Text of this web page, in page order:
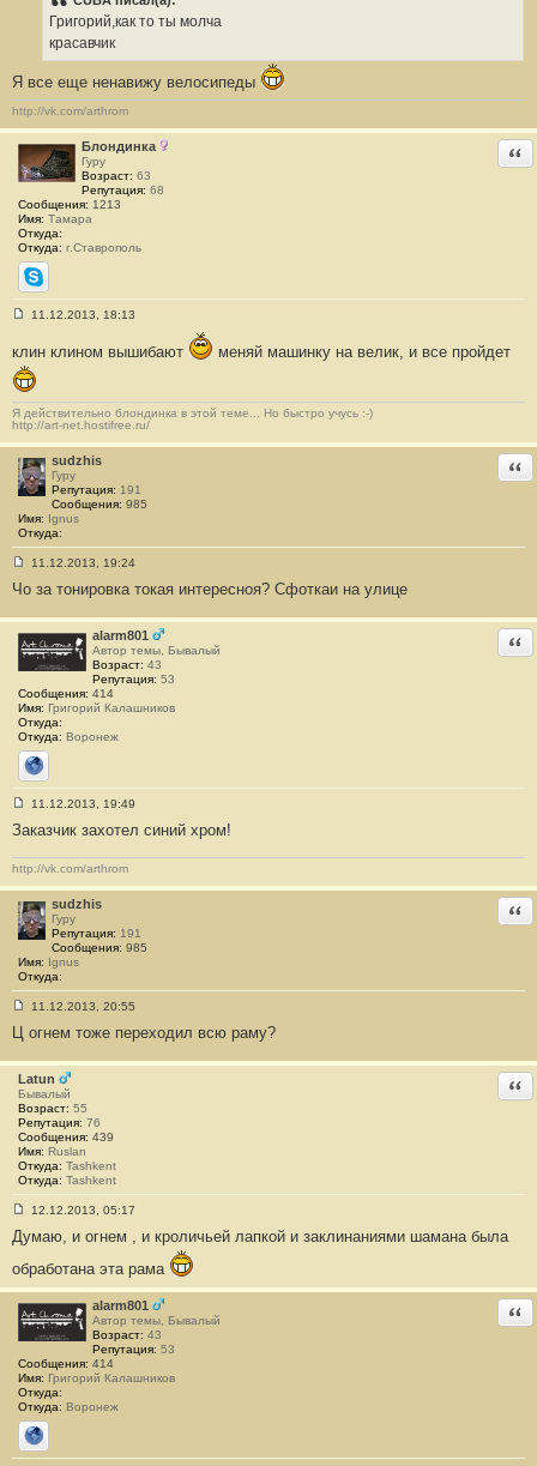
е
#
4
9
Григорий,как то ты молча
красавчик
Я все еще ненавижу велосипеды
http://vk.com/arthrom
Блондинка
Гуру
Возраст: 63
Репутация: 68
Сообщения: 1213
Имя: Тамара
Откуда:
Откуда: г.Ставрополь
Skype
о
б
щ
н
и
е
#
5
0
11.12.2013, 18:13
клин клином вышибают меняй машинку на велик, и все пройдет
Я действительно блондинка в этой теме... Но быстро учусь :-)
http://art-net.hostifree.ru/
sudzhis
Гуру
Репутация: 191
Сообщения: 985
Имя: Ignus
Откуда:
о
б
щ
е
и
е
#
5
1
11.12.2013, 19:24
Чо за тонировка токая интересноя? Сфоткаи на улице
alarm801
Автор темы, Бывалый
Возраст: 43
Репутация: 53
Сообщения: 414
Имя: Григорий Калашников
Откуда:
Откуда: Воронеж
Сайт
о
б
щ
е
н
и
е
5
2
11.12.2013, 19:49
Заказчик захотел синий хром!
http://vk.com/arthrom
sudzhis
Гуру
Репутация: 191
Сообщения: 985
Имя: Ignus
Откуда:
о
б
щ
е
н
и
е
#
5
3
11.12.2013, 20:55
Ц огнем тоже переходил всю раму?
Latun
Бывалый
Возраст: 55
Репутация: 76
Сообщения: 439
Имя: Ruslan
Откуда: Tashkent
Откуда: Tashkent
о
б
щ
е
н
и
5
4
12.12.2013, 05:17
Думаю, и огнем , и кроличьей лапкой и заклинаниями шамана была
обработана эта рама
alarm801
Автор темы, Бывалый
Возраст: 43
Репутация: 53
Сообщения: 414
Имя: Григорий Калашников
Откуда:
Откуда: Воронеж
Сайт